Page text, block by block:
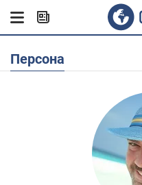
Персона